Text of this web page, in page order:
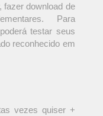
fazer download de
Para
testar seus
reconhecido em
vezes quiser +